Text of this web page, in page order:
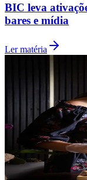
Grêmio
BIC leva
bares e mídia
Ler matéria